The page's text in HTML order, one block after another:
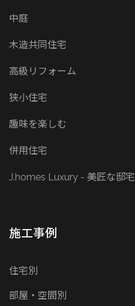
中庭
木造共同住宅
高級リフォーム
狭小住宅
趣味を楽しむ
併用住宅
J.homes Luxury - 美匠な邸宅
施工事例
住宅別
部屋・空間別